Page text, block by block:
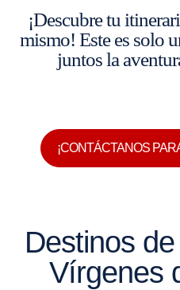
¡Descubre tu
mismo! Este es solo
juntos la
¡CONTÁCTANOS
Destinos
Vírgenes